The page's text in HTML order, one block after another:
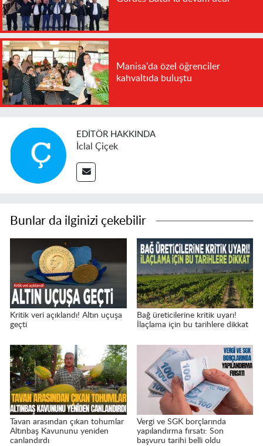
Manisa'da özel öğrenciler
kahvaltıda buluştu
EDITÖR HAKKINDA
İclal Çiçek
Bunlar da ilginizi çekebilir
Kritik veri açıklandı! Altın uçuşa
geçti
Bağ üreticilerine kritik uyarı!
İlaçlama için bu tarihlere dikkat
Tavan arasından çıkan tohumlar
Altınbaş Kavununu yeniden
canlandırdı
Vergi ve SGK borçlarında
yapılandırma fırsatı: Son
başvuru tarihi belli oldu